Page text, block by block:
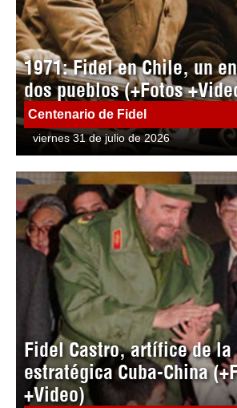
1971: Fidel en Chile, un
dos pueblos (+Fotos
Centenario de Fidel
viernes 31 de julio de 2026
Fidel Castro, artífice de la
estratégica Cuba-China
+Video)